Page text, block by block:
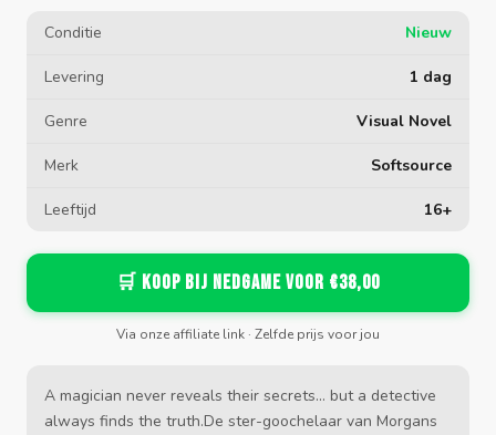
Conditie Nieuw
Levering 1 dag
Genre Visual Novel
Merk Softsource
Leeftijd 16+
🛒 Koop bij Nedgame voor €38,00
Via onze affiliate link · Zelfde prijs voor jou
A magician never reveals their secrets... but a detective
always finds the truth.De ster-goochelaar van Morgans